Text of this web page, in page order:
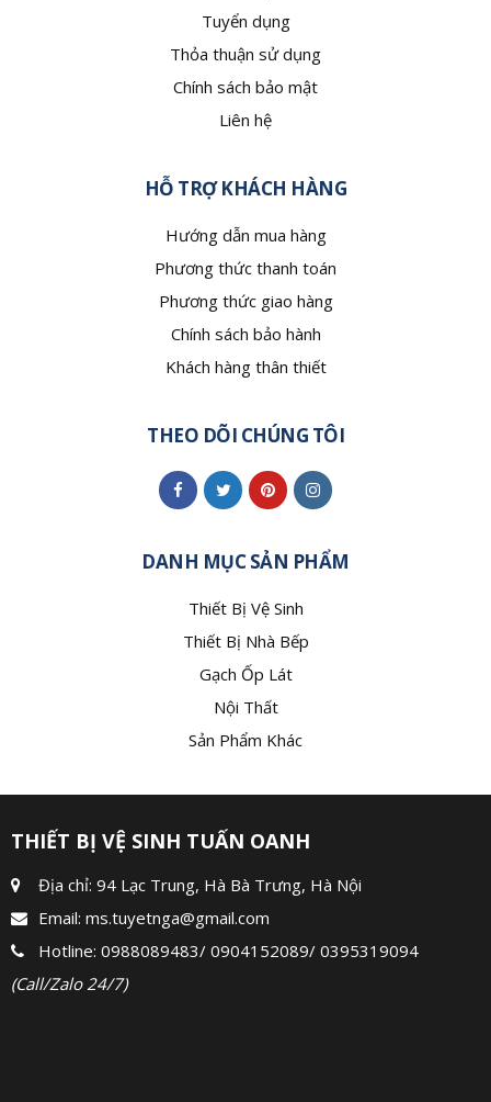
Tuyển dụng
Thỏa thuận sử dụng
Chính sách bảo mật
Liên hệ
HỖ TRỢ KHÁCH HÀNG
Hướng dẫn mua hàng
Phương thức thanh toán
Phương thức giao hàng
Chính sách bảo hành
Khách hàng thân thiết
THEO DÕI CHÚNG TÔI
DANH MỤC SẢN PHẨM
Thiết Bị Vệ Sinh
Thiết Bị Nhà Bếp
Gạch Ốp Lát
Nội Thất
Sản Phẩm Khác
THIẾT BỊ VỆ SINH TUẤN OANH
Địa chỉ: 94 Lạc Trung, Hà Bà Trưng, Hà Nội
Email: ms.tuyetnga@gmail.com
Hotline: 0988089483/ 0904152089/ 0395319094
(Call/Zalo 24/7)